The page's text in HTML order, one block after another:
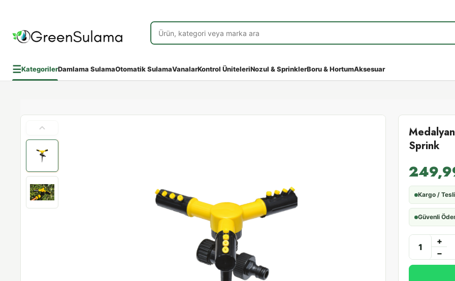
☰KategorilerDamlama SulamaOtomatik SulamaVanalarKontrol ÜniteleriNozul & SprinklerBoru & HortumAksesuar
Sprink
Kargo /
Güvenli
+
−